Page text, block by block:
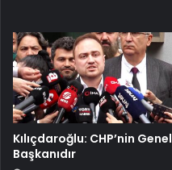
Kılıçdaroğlu: CHP’nin Genel
Başkanıdır